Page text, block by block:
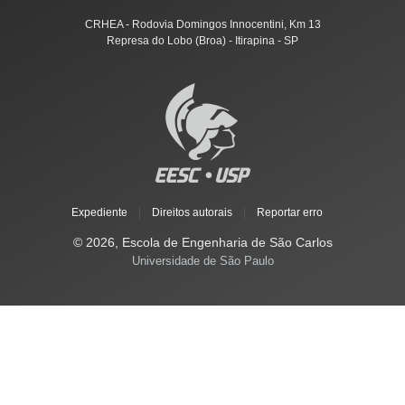
CRHEA - Rodovia Domingos Innocentini, Km 13
Represa do Lobo (Broa) - Itirapina - SP
Expediente Direitos autorais Reportar erro
© 2026, Escola de Engenharia de São Carlos
Universidade de São Paulo